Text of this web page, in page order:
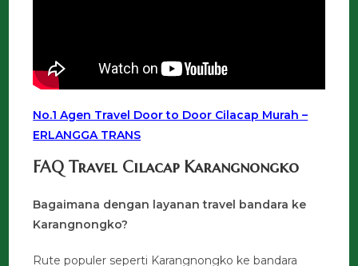
No.1 Agen Travel Door to Door Cilacap Murah –
ERLANGGA TRANS
FAQ Travel Cilacap Karangnongko
Bagaimana dengan layanan travel bandara ke
Karangnongko?
Rute populer seperti Karangnongko ke bandara